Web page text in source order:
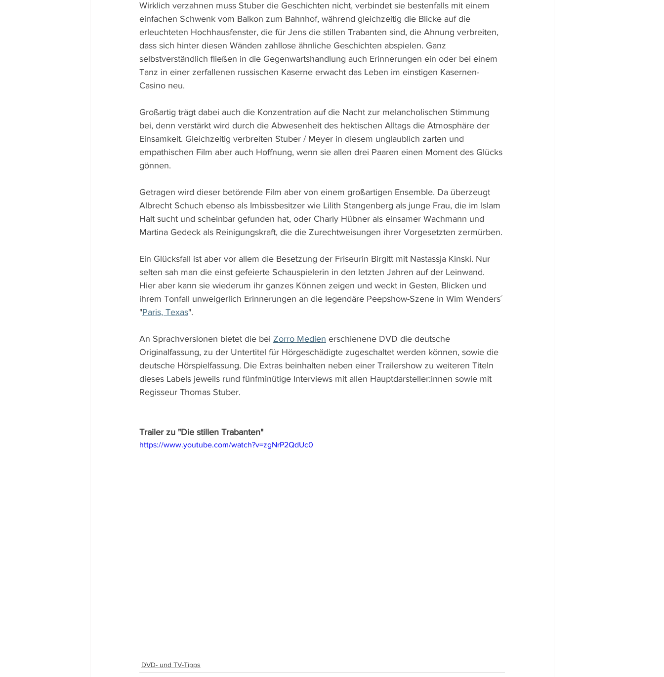
Wirklich verzahnen muss Stuber die Geschichten nicht, verbindet sie bestenfalls mit einem
einfachen Schwenk vom Balkon zum Bahnhof, während gleichzeitig die Blicke auf die
erleuchteten Hochhausfenster, die für Jens die stillen Trabanten sind, die Ahnung verbreiten,
dass sich hinter diesen Wänden zahllose ähnliche Geschichten abspielen. Ganz
selbstverständlich fließen in die Gegenwartshandlung auch Erinnerungen ein oder bei einem
Tanz in einer zerfallenen russischen Kaserne erwacht das Leben im einstigen Kasernen-
Casino neu.
Großartig trägt dabei auch die Konzentration auf die Nacht zur melancholischen Stimmung
bei, denn verstärkt wird durch die Abwesenheit des hektischen Alltags die Atmosphäre der
Einsamkeit. Gleichzeitig verbreiten Stuber / Meyer in diesem unglaublich zarten und
empathischen Film aber auch Hoffnung, wenn sie allen drei Paaren einen Moment des Glücks
gönnen.
Getragen wird dieser betörende Film aber von einem großartigen Ensemble. Da überzeugt
Albrecht Schuch ebenso als Imbissbesitzer wie Lilith Stangenberg als junge Frau, die im Islam
Halt sucht und scheinbar gefunden hat, oder Charly Hübner als einsamer Wachmann und
Martina Gedeck als Reinigungskraft, die die Zurechtweisungen ihrer Vorgesetzten zermürben.
Ein Glücksfall ist aber vor allem die Besetzung der Friseurin Birgitt mit Nastassja Kinski. Nur
selten sah man die einst gefeierte Schauspielerin in den letzten Jahren auf der Leinwand.
Hier aber kann sie wiederum ihr ganzes Können zeigen und weckt in Gesten, Blicken und
ihrem Tonfall unweigerlich Erinnerungen an die legendäre Peepshow-Szene in Wim Wenders´
"Paris, Texas".
An Sprachversionen bietet die bei Zorro Medien erschienene DVD die deutsche
Originalfassung, zu der Untertitel für Hörgeschädigte zugeschaltet werden können, sowie die
deutsche Hörspielfassung. Die Extras beinhalten neben einer Trailershow zu weiteren Titeln
dieses Labels jeweils rund fünfminütige Interviews mit allen Hauptdarsteller:innen sowie mit
Regisseur Thomas Stuber.
Trailer zu "Die stillen Trabanten"
https://www.youtube.com/watch?v=zgNrP2QdUc0
DVD- und TV-Tipps